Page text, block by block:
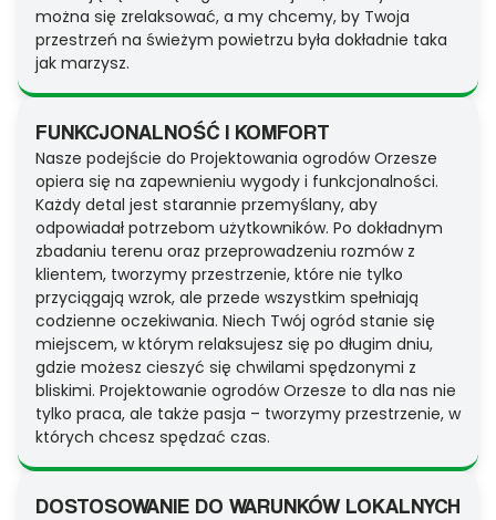
można się zrelaksować, a my chcemy, by Twoja
przestrzeń na świeżym powietrzu była dokładnie taka
jak marzysz.
FUNKCJONALNOŚĆ I KOMFORT
Nasze podejście do Projektowania ogrodów Orzesze
opiera się na zapewnieniu wygody i funkcjonalności.
Każdy detal jest starannie przemyślany, aby
odpowiadał potrzebom użytkowników. Po dokładnym
zbadaniu terenu oraz przeprowadzeniu rozmów z
klientem, tworzymy przestrzenie, które nie tylko
przyciągają wzrok, ale przede wszystkim spełniają
codzienne oczekiwania. Niech Twój ogród stanie się
miejscem, w którym relaksujesz się po długim dniu,
gdzie możesz cieszyć się chwilami spędzonymi z
bliskimi. Projektowanie ogrodów Orzesze to dla nas nie
tylko praca, ale także pasja – tworzymy przestrzenie, w
których chcesz spędzać czas.
DOSTOSOWANIE DO WARUNKÓW LOKALNYCH